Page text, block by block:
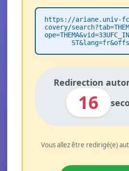
https://ariane.univ-
covery/
Redirection
16
Vous allez être redirigé(e)